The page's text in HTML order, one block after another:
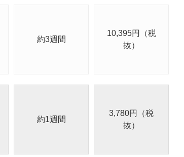
約3週間
10,395円（税
抜）
約1週間
3,780円（税
抜）